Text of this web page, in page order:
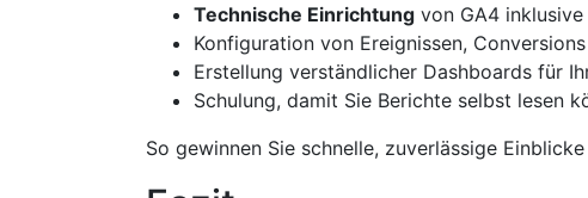
Technische Einrichtung von GA4
Konfiguration von Ereignissen,
Erstellung verständlicher Dashboards für
Schulung, damit Sie Berichte selbst lesen
So gewinnen Sie schnelle, zuverlässige